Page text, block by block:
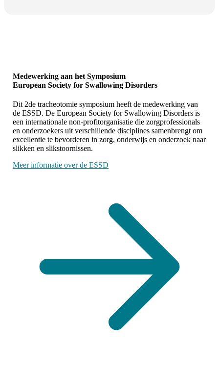
Medewerking aan het Symposium
European Society for Swallowing Disorders
Dit 2de tracheotomie symposium heeft de medewerking van
de ESSD. De European Society for Swallowing Disorders is
een internationale non-profitorganisatie die zorgprofessionals
en onderzoekers uit verschillende disciplines samenbrengt om
excellentie te bevorderen in zorg, onderwijs en onderzoek naar
slikken en slikstoornissen.
Meer informatie over de ESSD